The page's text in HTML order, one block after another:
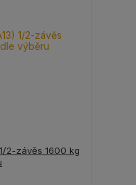
2-závěs 1600 kg